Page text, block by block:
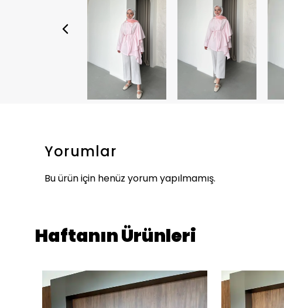
Yorumlar
Bu ürün için henüz yorum yapılmamış.
Haftanın Ürünleri